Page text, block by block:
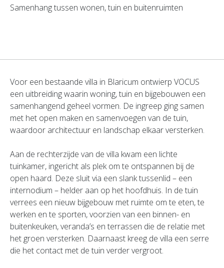
Samenhang tussen wonen, tuin en buitenruimten
Voor een bestaande villa in Blaricum ontwierp VOCUS
een uitbreiding waarin woning, tuin en bijgebouwen een
samenhangend geheel vormen. De ingreep ging samen
met het open maken en samenvoegen van de tuin,
waardoor architectuur en landschap elkaar versterken.
Aan de rechterzijde van de villa kwam een lichte
tuinkamer, ingericht als plek om te ontspannen bij de
open haard. Deze sluit via een slank tussenlid – een
internodium – helder aan op het hoofdhuis. In de tuin
verrees een nieuw bijgebouw met ruimte om te eten, te
werken en te sporten, voorzien van een binnen- en
buitenkeuken, veranda’s en terrassen die de relatie met
het groen versterken. Daarnaast kreeg de villa een serre
die het contact met de tuin verder vergroot.